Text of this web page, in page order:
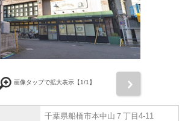
画像タップで拡大表示【1/1】
千葉県船橋市本中山７丁目4-11